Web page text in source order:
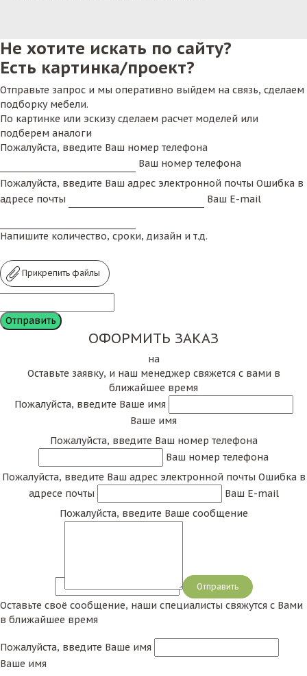
Не хотите искать по сайту?
Есть картинка/проект?
Отправьте запрос и мы оперативно выйдем на связь, сделаем
подборку мебели.
По картинке или эскизу сделаем расчет моделей или
подберем аналоги
Пожалуйста, введите Ваш номер телефона
Ваш номер телефона
Пожалуйста, введите Ваш адрес электронной почты Ошибка в
адресе почты
Ваш E-mail
Напишите количество, сроки, дизайн и т.д.
Прикрепить файлы
ОФОРМИТЬ ЗАКАЗ
на
Оставьте заявку, и наш менеджер свяжется с вами в
ближайшее время
Пожалуйста, введите Ваше имя
Ваше имя
Пожалуйста, введите Ваш номер телефона
Ваш номер телефона
Пожалуйста, введите Ваш адрес электронной почты Ошибка в
адресе почты
Ваш E-mail
Пожалуйста, введите Ваше сообщение
Сообщение
Оставьте своё сообщение, наши специалисты свяжутся с Вами
в ближайшее время
Пожалуйста, введите Ваше имя
Ваше имя